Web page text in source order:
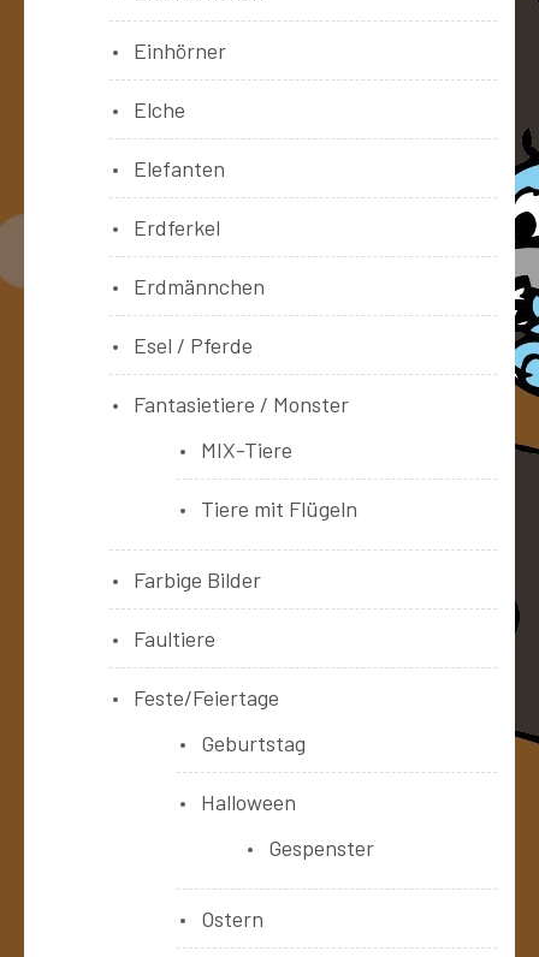
Einhörner
Elche
Elefanten
Erdferkel
Erdmännchen
Esel / Pferde
Fantasietiere / Monster
MIX-Tiere
Tiere mit Flügeln
Farbige Bilder
Faultiere
Feste/Feiertage
Geburtstag
Halloween
Gespenster
Ostern